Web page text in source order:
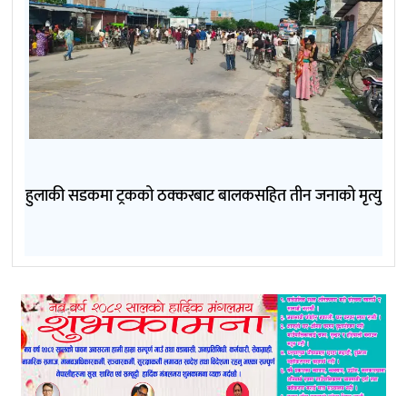
हुलाकी सडकमा ट्रकको ठक्करबाट बालकसहित तीन जनाको मृत्यु